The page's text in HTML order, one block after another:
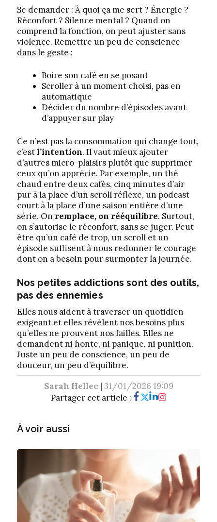
Se demander : À quoi ça me sert ? Énergie ?
Réconfort ? Silence mental ? Quand on
comprend la fonction, on peut ajuster sans
violence. Remettre un peu de conscience
dans le geste :
Boire son café en se posant
Scroller à un moment choisi, pas en
automatique
Décider du nombre d’épisodes avant
d’appuyer sur play
Ce n’est pas la consommation qui change tout,
c’estl’intention. Il vaut mieux ajouter
d’autres micro-plaisirs plutôt que supprimer
ceux qu’on apprécie. Par exemple, un thé
chaud entre deux cafés, cinq minutes d’air
pur à la place d’un scroll réflexe, un podcast
court à la place d’une saison entière d’une
série. On remplace, on rééquilibre. Surtout,
on s’autorise le réconfort, sans se juger. Peut-
être qu’un café de trop, un scroll et un
épisode suffisent à nous redonner le courage
dont on a besoin pour surmonter la journée.
Nos petites addictions sont des outils,
pas des ennemies
Elles nous aident à traverser un quotidien
exigeant et elles révèlent nos besoins plus
qu’elles ne prouvent nos failles. Elles ne
demandent ni honte, ni panique, ni punition.
Juste un peu de conscience, un peu de
douceur, un peu d’équilibre.
Sarah Hellec | 31/01/2026 19:09
Partager cet article :
À voir aussi